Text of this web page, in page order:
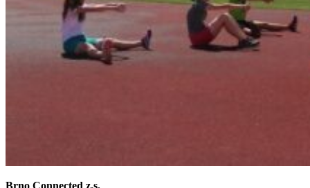
Brno Connected z.s.